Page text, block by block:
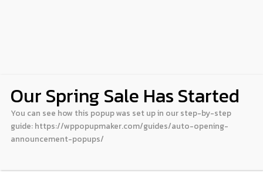
Our Spring Sale Has Started
You can see how this popup was set up in our step-by-step
guide: https://wppopupmaker.com/guides/auto-opening-
announcement-popups/